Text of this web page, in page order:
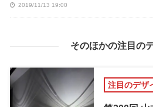
2019/11/13 19:00
そのほかの注目の
注目のデザ